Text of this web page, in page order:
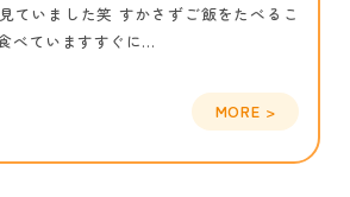
ていました笑 すかさずご飯をたべるこ
べていますすぐに...